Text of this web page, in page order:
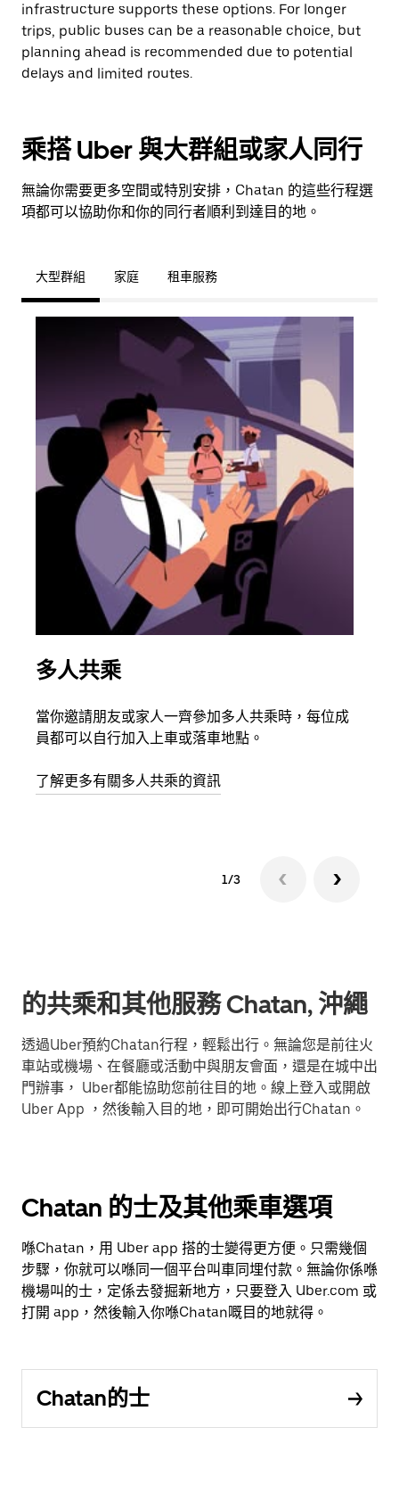
infrastructure supports these options. For longer
trips, public buses can be a reasonable choice, but
planning ahead is recommended due to potential
delays and limited routes.
乘搭 Uber 與大群組或家人同行
無論你需要更多空間或特別安排，Chatan 的這些行程選
項都可以協助你和你的同行者順利到達目的地。
大型群組 家庭 租車服務
多人共乘
當你邀請朋友或家人一齊參加多人共乘時，每位成
員都可以自行加入上車或落車地點。
了解更多有關多人共乘的資訊
1/3
的共乘和其他服務 Chatan, 沖繩
透過Uber預約Chatan行程，輕鬆出行。無論您是前往火
車站或機場、在餐廳或活動中與朋友會面，還是在城中出
門辦事， Uber都能協助您前往目的地。線上登入或開啟
Uber App ，然後輸入目的地，即可開始出行Chatan。
Chatan 的士及其他乘車選項
喺Chatan，用 Uber app 搭的士變得更方便。只需幾個
步驟，你就可以喺同一個平台叫車同埋付款。無論你係喺
機場叫的士，定係去發掘新地方，只要登入 Uber.com 或
打開 app，然後輸入你喺Chatan嘅目的地就得。
Chatan的士